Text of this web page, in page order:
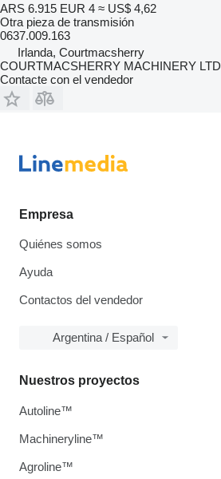
ARS 6.915 EUR 4 ≈ US$ 4,62
Otra pieza de transmisión
0637.009.163
Irlanda, Courtmacsherry
COURTMACSHERRY MACHINERY LTD
Contacte con el vendedor
Empresa
Quiénes somos
Ayuda
Contactos del vendedor
Argentina / Español
Nuestros proyectos
Autoline™
Machineryline™
Agroline™